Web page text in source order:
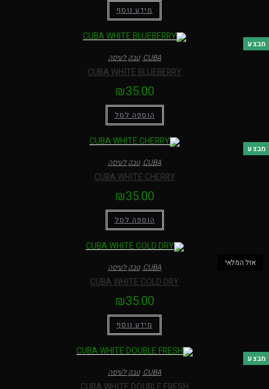
מידע נוסף
CUBA
,טבק לעיסה
CUBA WHITE BLUEBERRY
₪35.00
הוספה לסל
CUBA
,טבק לעיסה
CUBA WHITE CHERRY
₪35.00
הוספה לסל
אזל המלאי CUBA
,טבק לעיסה
CUBA WHITE COLD DRY
₪35.00
מידע נוסף
CUBA
,טבק לעיסה